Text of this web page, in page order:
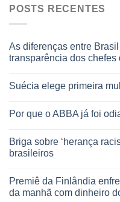
POSTS RECENTES
As diferenças entre
transparência dos chefes
Suécia elege primeira
Por que o ABBA já foi
Briga sobre ‘herança
brasileiros
Premiê da Finlândia
da manhã com dinheiro